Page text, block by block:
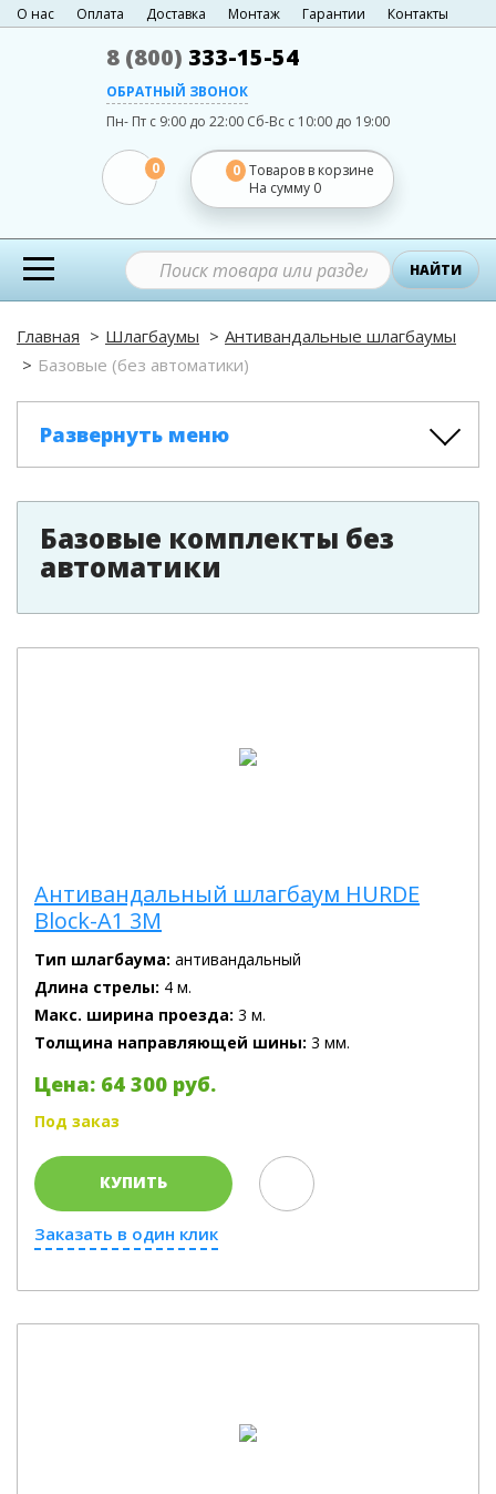
О нас Оплата Доставка Монтаж Гарантии Контакты
8 (800) 333-15-54
ОБРАТНЫЙ ЗВОНОК
Пн- Пт с 9:00 до 22:00 Сб-Вс с 10:00 до 19:00
0 0 Товаров в корзине
На сумму 0
НАЙТИ
Главная Шлагбаумы
Антивандальные шлагбаумы
Базовые (без автоматики)
Развернуть меню
Базовые комплекты без
автоматики
Антивандальный шлагбаум HURDE
Block-A1 3M
Тип шлагбаума: антивандальный
Длина стрелы: 4 м.
Макс. ширина проезда: 3 м.
Толщина направляющей шины: 3 мм.
Цена: 64 300 руб.
Под заказ
КУПИТЬ
Заказать в один клик